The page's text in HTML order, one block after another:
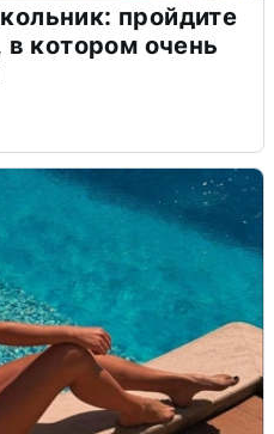
пройдите
в котором очень